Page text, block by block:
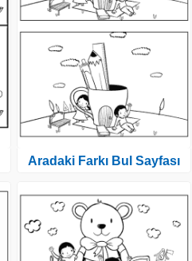
Aradaki Farkı Bul Sayfası